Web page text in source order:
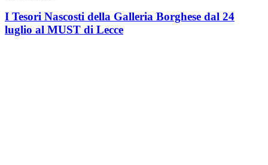
I Tesori Nascosti della Galleria Borghese dal 24
luglio al MUST di Lecce